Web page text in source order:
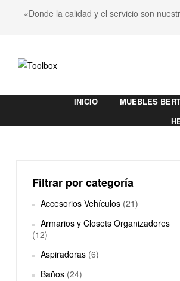
«Donde la calidad y el servicio son
INICIO MUEBLES
Filtrar por categoría
Accesorios Vehículos (21)
Armarios y Closets Organizadores
(12)
Aspiradoras (6)
Baños (24)